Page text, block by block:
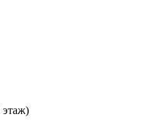
этаж)